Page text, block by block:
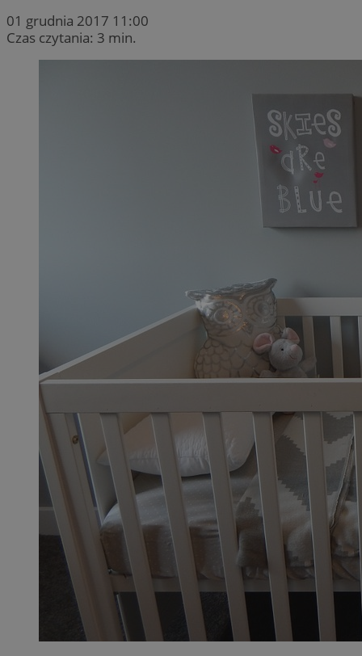
01 grudnia 2017 11:00
Czas czytania: 3 min.